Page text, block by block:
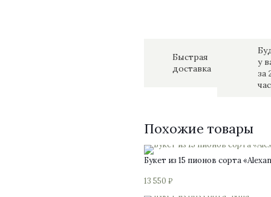
Быстрая
доставка
у
за
Похожие товары
Букет из 15 пионов сорта
13 550 ₽